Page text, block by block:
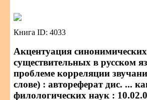
Книга ID: 4033
Акцентуация
существительных в русском
проблеме корреляции
слове) : автореферат дис. ...
филологических наук :